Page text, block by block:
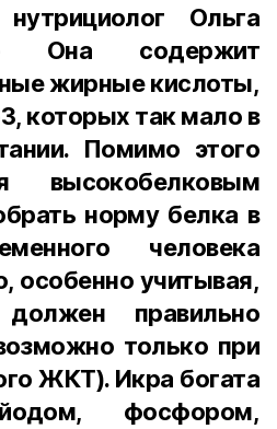
Ольга
Она содержит
жирные кислоты,
которых так мало в
Помимо этого
высокобелковым
норму белка в
человека
особенно учитывая,
правильно
только при
ЖКТ). Икра богата
фосфором,